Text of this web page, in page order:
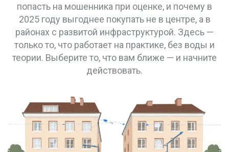
попасть на мошенника при оценке, и почему в
2025 году выгоднее покупать не в центре, а в
районах с развитой инфраструктурой. Здесь —
только то, что работает на практике, без воды и
теории. Выберите то, что вам ближе — и начните
действовать.